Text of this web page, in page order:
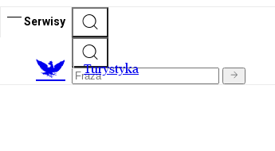
Serwisy
Turystyka